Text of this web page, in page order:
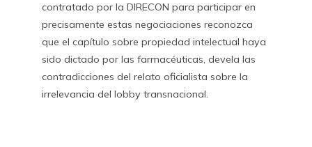
contratado por la DIRECON para participar en
precisamente estas negociaciones reconozca
que el capítulo sobre propiedad intelectual haya
sido dictado por las farmacéuticas, devela las
contradicciones del relato oficialista sobre la
irrelevancia del lobby transnacional.